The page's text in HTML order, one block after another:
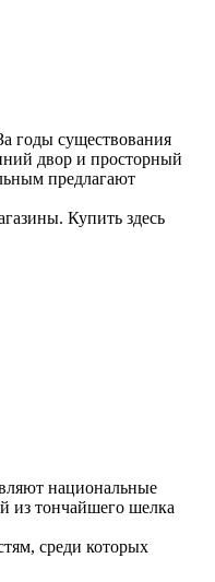
годы существования
двор и просторный
предлагают
Купить здесь
национальные
из тончайшего шелка
среди которых